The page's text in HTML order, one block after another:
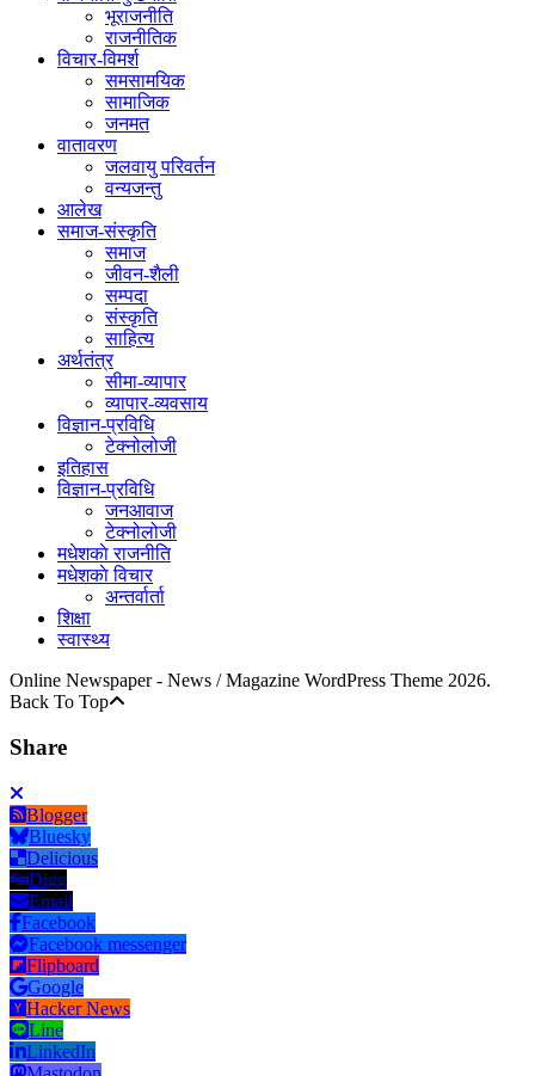
भूराजनीति
राजनीतिक
विचार-विमर्श
समसामयिक
सामाजिक
जनमत
वातावरण
जलवायु परिवर्तन
वन्यजन्तु
आलेख
समाज-संस्कृति
समाज
जीवन-शैली
सम्पदा
संस्कृति
साहित्य
अर्थतंत्र
सीमा-व्यापार
व्यापार-व्यवसाय
विज्ञान-प्रविधि
टेक्नोलोजी
इतिहास
विज्ञान-प्रविधि
जनआवाज
टेक्नोलोजी
मधेशकाे राजनीति
मधेशकाे विचार
अन्तर्वार्ता
शिक्षा
स्वास्थ्य
Online Newspaper - News / Magazine WordPress Theme 2026.
Back To Top
Share
Blogger
Bluesky
Delicious
Digg
Email
Facebook
Facebook messenger
Flipboard
Google
Hacker News
Line
LinkedIn